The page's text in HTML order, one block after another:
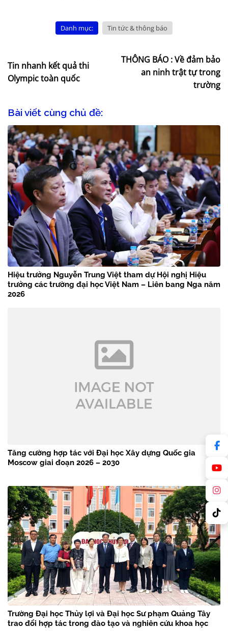
Danh mục: Tin tức & thông báo
Tin nhanh kết quả thi
Olympic toàn quốc
THÔNG BÁO : Về đảm bảo
an ninh trật tự trong
trường
Bài viết cùng chủ đề:
Hiệu trưởng Nguyễn Trung Việt tham dự Hội nghị Hiệu
trưởng các trường đại học Việt Nam – Liên bang Nga năm
2026
Tăng cường hợp tác với Đại học Xây dựng Quốc gia
Moscow giai đoạn 2026 – 2030
Trường Đại học Thủy lợi và Đại học Sư phạm Quảng Tây
trao đổi hợp tác trong đào tạo và nghiên cứu khoa học